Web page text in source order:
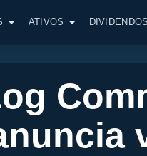
ATIVOS DIVIDENDOS